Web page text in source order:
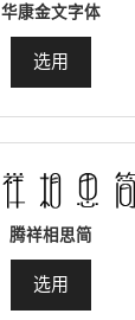
华康金文字体
选用
腾祥相思简
选用